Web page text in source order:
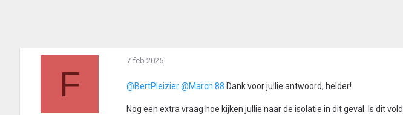
F
7 feb 2025
@BertPleizier@Marcn.88 Dank voor jullie antwoord, helder!
Nog een extra vraag hoe kijken jullie naar de isolatie in dit geval. Is dit